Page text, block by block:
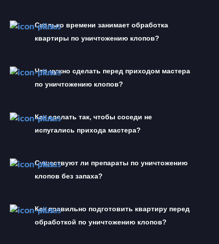
Сколько времени занимает обработка
квартиры по уничтожению клопов?
Что нужно сделать перед приходом мастера
по уничтожению клопов?
Как сделать так, чтобы соседи не
испугались прихода мастера?
Существуют ли препараты по уничтожению
клопов без запаха?
Как правильно подготовить квартиру перед
обработкой по уничтожению клопов?